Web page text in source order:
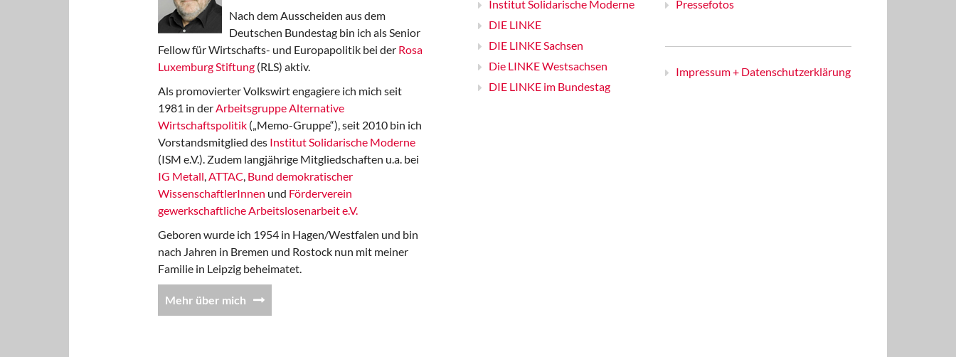
Nach dem Ausscheiden aus dem
Deutschen Bundestag bin ich als Senior
Fellow für Wirtschafts- und Europapolitik bei der Rosa
Luxemburg Stiftung (RLS) aktiv.
Als promovierter Volkswirt engagiere ich mich seit
1981 in derArbeitsgruppe Alternative
Wirtschaftspolitik („Memo-Gruppe“), seit 2010 bin ich
Vorstandsmitglied des Institut Solidarische Moderne
(ISM e.V.). Zudem langjährige Mitgliedschaften u.a. bei
IG Metall,ATTAC, Bund demokratischer
WissenschaftlerInnen und Förderverein
gewerkschaftliche Arbeitslosenarbeit e.V.
Geboren wurde ich 1954 in Hagen/Westfalen und bin
nach Jahren in Bremen und Rostock nun mit meiner
Familie in Leipzig beheimatet.
Mehr über mich
Institut Solidarische Moderne
DIE LINKE
DIE LINKE Sachsen
Die LINKE Westsachsen
DIE LINKE im Bundestag
Pressefotos
Impressum + Datenschutzerklärung